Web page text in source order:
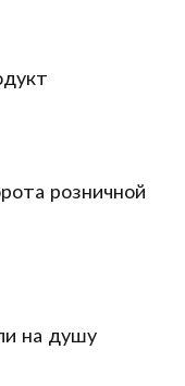
розничной
на душу